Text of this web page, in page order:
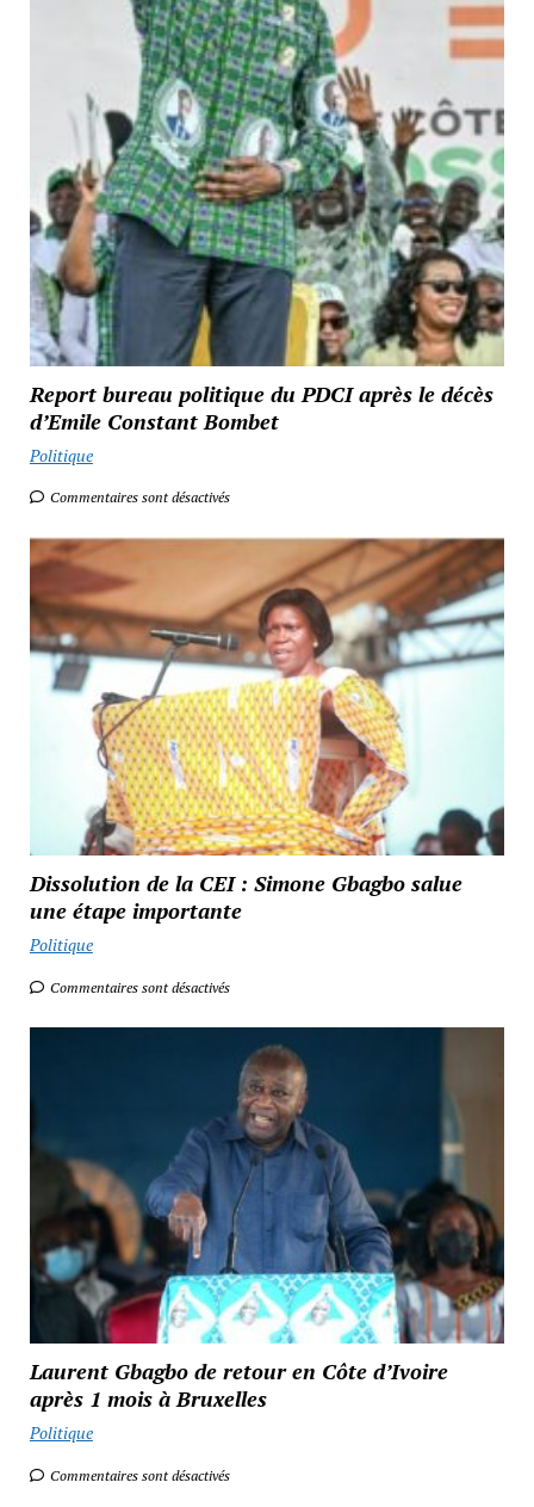
Report bureau politique du PDCI après le décès
d’Emile Constant Bombet
Politique
Commentaires sont désactivés
Dissolution de la CEI : Simone Gbagbo salue
une étape importante
Politique
Commentaires sont désactivés
Laurent Gbagbo de retour en Côte d’Ivoire
après 1 mois à Bruxelles
Politique
Commentaires sont désactivés